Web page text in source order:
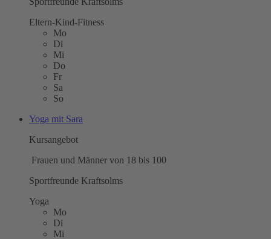
Eltern-Kind-Fitness
Mo
Di
Mi
Do
Fr
Sa
So
Yoga mit Sara
Kursangebot
Frauen und Männer von 18 bis 100
Sportfreunde Kraftsolms
Yoga
Mo
Di
Mi